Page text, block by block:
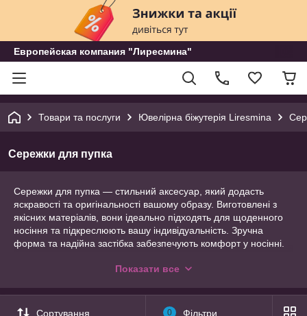
Европейская компания "Лиресмина"
Товари та послуги Ювелірна біжутерія Liresmina
Сережки для пупка
Сережки для пупка — стильний аксесуар, який додасть
яскравості та оригінальності вашому образу. Виготовлені з
якісних матеріалів, вони ідеально підходять для щоденного
носіння та підкреслюють вашу індивідуальність. Зручна
форма та надійна застібка забезпечують комфорт у носінні.
додаючи елегантності та впевненості.
Показати все
Сортування 0 Фільтри